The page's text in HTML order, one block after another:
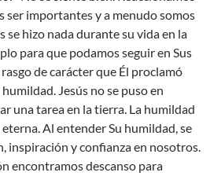
ser importantes y a menudo somos
se hizo nada durante su vida en la
para que podamos seguir en Sus
de carácter que Él proclamó
Jesús no se puso en
una tarea en la tierra. La humildad
Al entender Su humildad, se
inspiración y confianza en nosotros.
encontramos descanso para